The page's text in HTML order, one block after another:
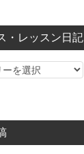
・レッスン日記